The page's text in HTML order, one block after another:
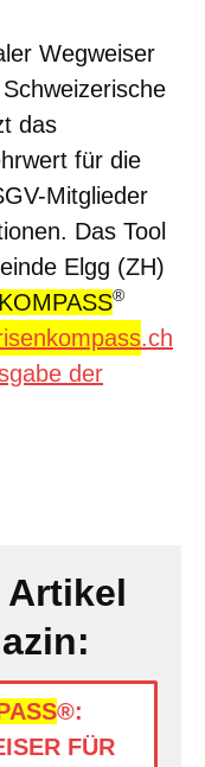
Wegweiser
das
für die
Mitglieder
Das Tool
Elgg (ZH)
®
.ch
der
Artikel
®:
FÜR